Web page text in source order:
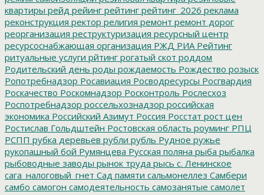
квартиры рейд рейинг рейтинг рейтинг_2026 реклама
реконструкция ректор религия ремонт ремонт дорог
реорганизация реструктуризация ресурсный центр
ресурсоснабжающая организация РЖД РИА Рейтинг
ритуальные услуги рйтинг рогатый скот роддом
Родительский день роды рождаемость Рождество розыск
Ропотребнадзор Росавиация Росводресурсы Росгвардия
Роскачество Роскомнадзор Росконтроль Рослесхоз
Роспотребнадзор россельхознадзор российская
экономика Российский Азимут Россия Росстат рост цен
Ростислав Гольдштейн Ростовская область роуминг РПЦ
РСПП рубка деревьев рубли рубль Рудное ружье
рукопашный бой Румянцева Русская поляна рыба рыбалка
рыбоводные заводы рынок труда рысь с. Ленинское
сага_налоговый_гнет Сад памяти сальмонеллез Самбери
самбо самогон самодеятельность самозанятые самолет